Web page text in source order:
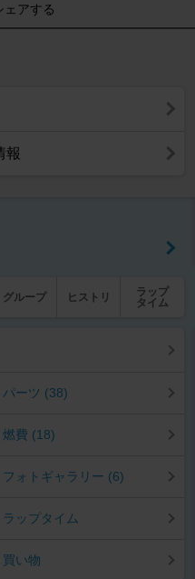
ェアする
報
グループ ヒストリ
ラップ
タイム
パーツ (38)
燃費 (18)
フォトギャラリー (6)
ラップタイム
買い物